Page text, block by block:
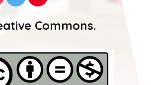
Commons.